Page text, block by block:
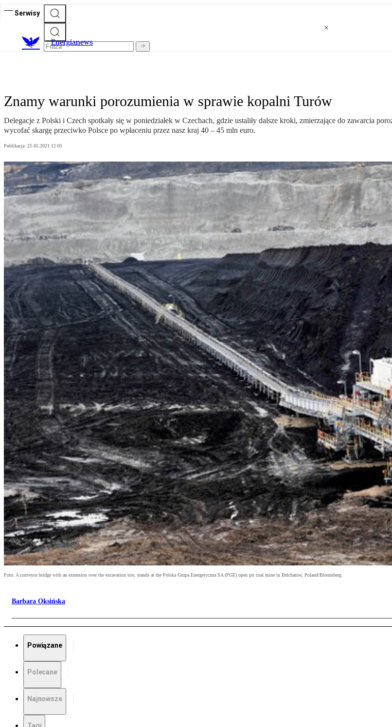
Serwisy
Energianews
Znamy warunki porozumienia w sprawie kopalni Turów
Delegacje z Polski i Czech spotkały się w poniedziałek w Czechach, gdzie ustaliły dalsze kroki, zmierzające do zawarcia
wycofać skargę przeciwko Polsce po wpłaceniu przez nasz kraj 40 – 45 mln euro.
Publikacja: 25.05.2021 12:05
Foto: A conveyor bridge with an extension over the excavation site, stands at the Polska Grupa Energetyczna SA (PGE) open pit coal mine in Belchatow, Poland/Bloomberg
Barbara Oksińska
Powiązane
Polecane
Najnowsze